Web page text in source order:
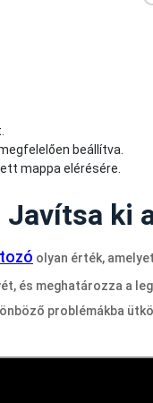
beállítva.
mappa elérésére.
ki
olyan érték,
és meghatározza a
problémákba